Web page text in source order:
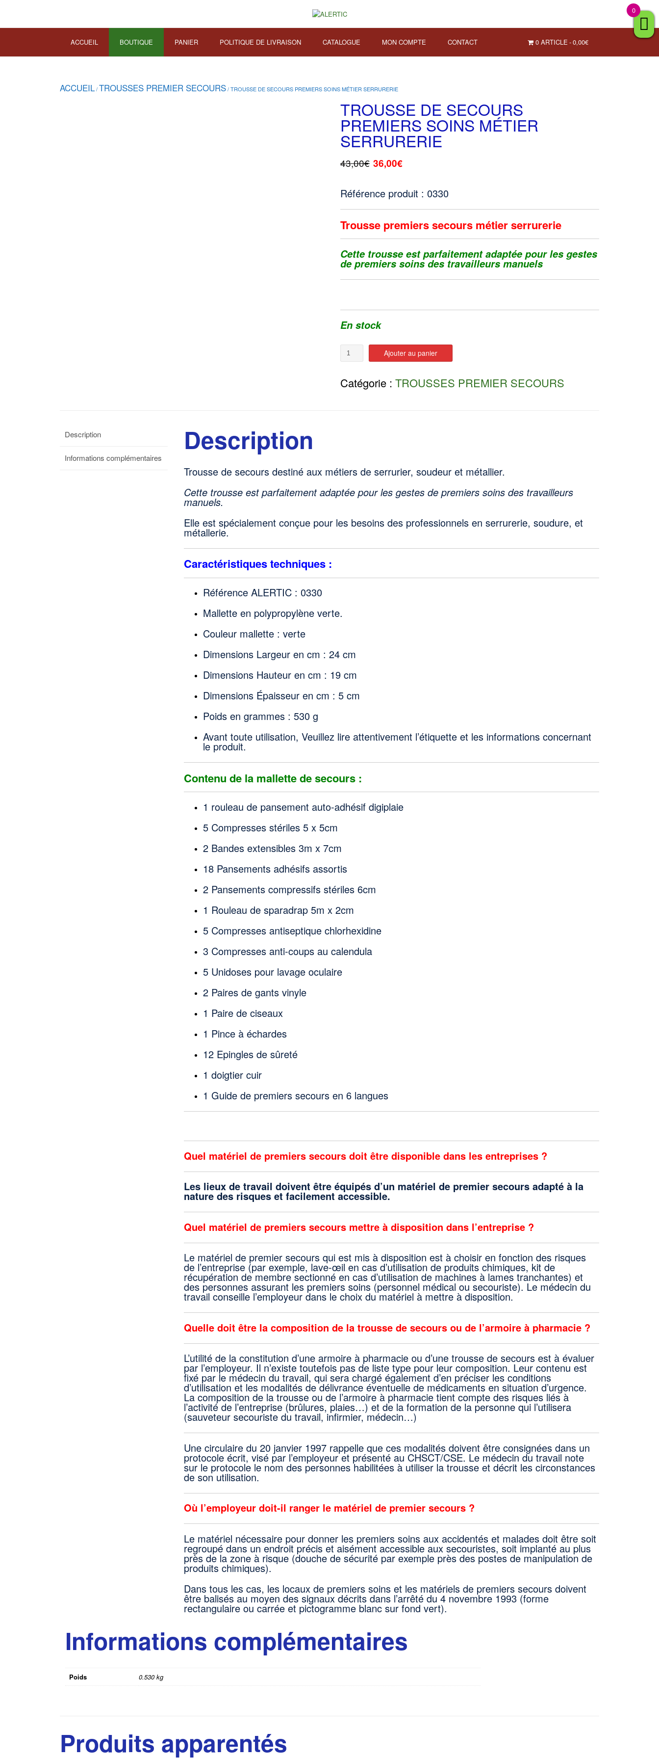
ACCUEIL BOUTIQUE PANIER POLITIQUE DE LIVRAISON CATALOGUE MON COMPTE CONTACT 0 ARTICLE 0,00€
ACCUEIL/TROUSSES PREMIER SECOURS/ TROUSSE DE SECOURS PREMIERS SOINS MÉTIER SERRURERIE
TROUSSE DE SECOURS
PREMIERS SOINS MÉTIER
SERRURERIE
43,00€ 36,00€
Référence produit : 0330
Trousse premiers secours métier serrurerie
Cette trousse est parfaitement adaptée pour les gestes
de premiers soins des travailleurs manuels
En stock
Quantité Ajouter au panier
Catégorie : TROUSSES PREMIER SECOURS
Description
Informations complémentaires
Description
Trousse de secours destiné aux métiers de serrurier, soudeur et métallier.
Cette trousse est parfaitement adaptée pour les gestes de premiers soins des travailleurs
manuels.
Elle est spécialement conçue pour les besoins des professionnels en serrurerie, soudure, et
métallerie.
Caractéristiques techniques :
Référence ALERTIC : 0330
Mallette en polypropylène verte.
Couleur mallette : verte
Dimensions Largeur en cm : 24 cm
Dimensions Hauteur en cm : 19 cm
Dimensions Épaisseur en cm : 5 cm
Poids en grammes : 530 g
Avant toute utilisation, Veuillez lire attentivement l’étiquette et les informations concernant
le produit.
Contenu de la mallette de secours :
1 rouleau de pansement auto-adhésif digiplaie
5 Compresses stériles 5 x 5cm
2 Bandes extensibles 3m x 7cm
18 Pansements adhésifs assortis
2 Pansements compressifs stériles 6cm
1 Rouleau de sparadrap 5m x 2cm
5 Compresses antiseptique chlorhexidine
3 Compresses anti-coups au calendula
5 Unidoses pour lavage oculaire
2 Paires de gants vinyle
1 Paire de ciseaux
1 Pince à échardes
12 Epingles de sûreté
1 doigtier cuir
1 Guide de premiers secours en 6 langues
Quel matériel de premiers secours doit être disponible dans les entreprises ?
Les lieux de travail doivent être équipés d’un matériel de premier secours adapté à la
nature des risques et facilement accessible.
Quel matériel de premiers secours mettre à disposition dans l’entreprise ?
Le matériel de premier secours qui est mis à disposition est à choisir en fonction des risques
de l’entreprise (par exemple, lave-œil en cas d’utilisation de produits chimiques, kit de
récupération de membre sectionné en cas d’utilisation de machines à lames tranchantes) et
des personnes assurant les premiers soins (personnel médical ou secouriste). Le médecin du
travail conseille l’employeur dans le choix du matériel à mettre à disposition.
Quelle doit être la composition de la trousse de secours ou de l’armoire à pharmacie ?
L’utilité de la constitution d’une armoire à pharmacie ou d’une trousse de secours est à évaluer
par l’employeur. Il n’existe toutefois pas de liste type pour leur composition. Leur contenu est
fixé par le médecin du travail, qui sera chargé également d’en préciser les conditions
d’utilisation et les modalités de délivrance éventuelle de médicaments en situation d’urgence.
La composition de la trousse ou de l’armoire à pharmacie tient compte des risques liés à
l’activité de l’entreprise (brûlures, plaies…) et de la formation de la personne qui l’utilisera
(sauveteur secouriste du travail, infirmier, médecin…)
Une circulaire du 20 janvier 1997 rappelle que ces modalités doivent être consignées dans un
protocole écrit, visé par l’employeur et présenté au CHSCT/CSE. Le médecin du travail note
sur le protocole le nom des personnes habilitées à utiliser la trousse et décrit les circonstances
de son utilisation.
Où l’employeur doit-il ranger le matériel de premier secours ?
Le matériel nécessaire pour donner les premiers soins aux accidentés et malades doit être soit
regroupé dans un endroit précis et aisément accessible aux secouristes, soit implanté au plus
près de la zone à risque (douche de sécurité par exemple près des postes de manipulation de
produits chimiques).
Dans tous les cas, les locaux de premiers soins et les matériels de premiers secours doivent
être balisés au moyen des signaux décrits dans l’arrêté du 4 novembre 1993 (forme
rectangulaire ou carrée et pictogramme blanc sur fond vert).
Informations complémentaires
Poids 0.530 kg
Produits apparentés
0